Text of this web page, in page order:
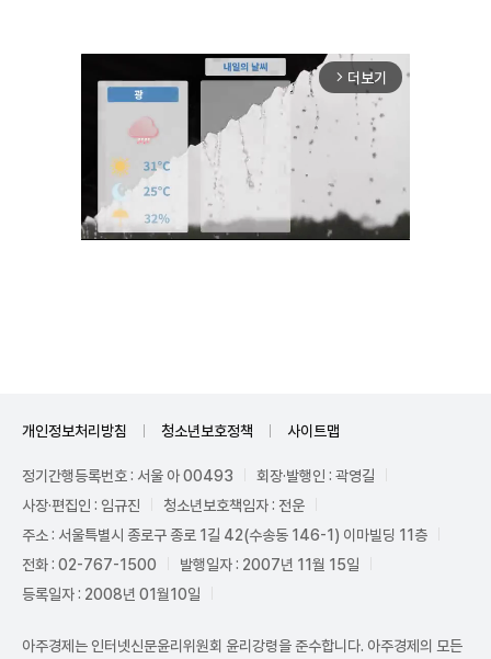
arrow_forward_ios 더보기
개인정보처리방침 청소년보호정책 사이트맵
정기간행등록번호 : 서울 아 00493
회장·발행인 : 곽영길
사장·편집인 : 임규진
청소년보호책임자 : 전운
주소 : 서울특별시 종로구 종로 1길 42(수송동 146-1) 이마빌딩 11층
전화 : 02-767-1500
발행일자 : 2007년 11월 15일
등록일자 : 2008년 01월10일
아주경제는 인터넷신문윤리위원회 윤리강령을 준수합니다. 아주경제의 모든